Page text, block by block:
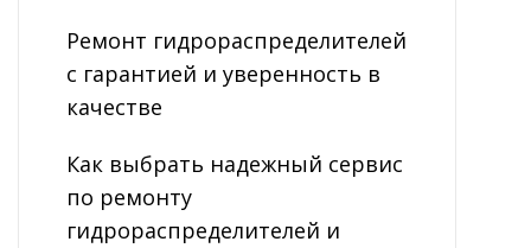
Ремонт гидрораспределителей
с гарантией и уверенность в
качестве
Как выбрать надежный сервис
по ремонту
гидрораспределителей и